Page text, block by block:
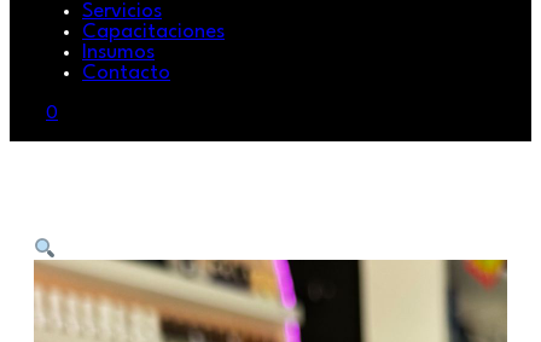
Servicios
Capacitaciones
Insumos
Contacto
0